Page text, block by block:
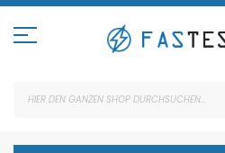
Direkt
Inhalt